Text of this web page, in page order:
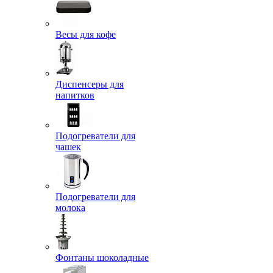
Весы для кофе
Диспенсеры для
напитков
Подогреватели для
чашек
Подогреватели для
молока
Фонтаны шоколадные